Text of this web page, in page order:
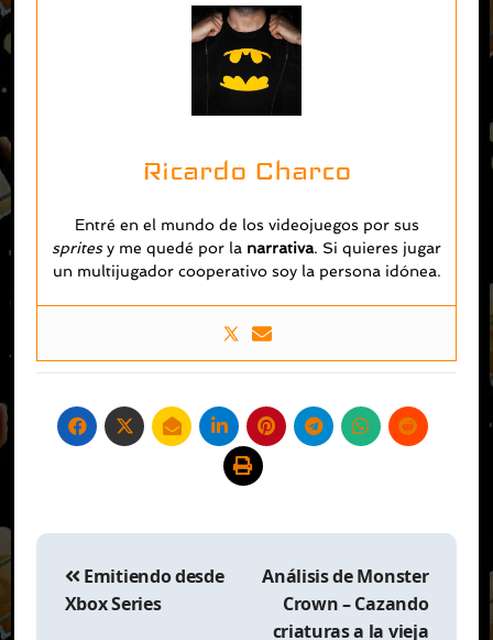
Ricardo Charco
Entré en el mundo de los videojuegos por sus
spritesy me quedé por la narrativa. Si quieres jugar
un multijugador cooperativo soy la persona idónea.
Navegación
entradas
Emitiendo desde
Xbox Series
Análisis de Monster
Crown – Cazando
criaturas a la vieja